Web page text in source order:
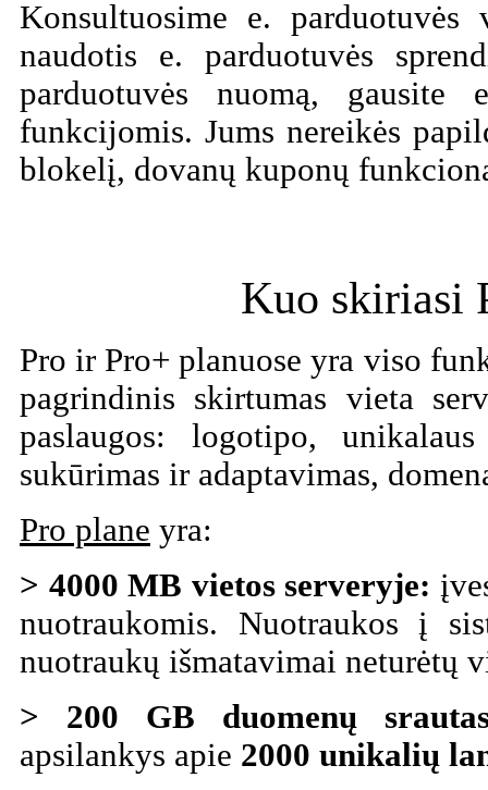
Konsultuosime e. parduotuvės
naudotis e. parduotuvės
parduotuvės nuomą,
funkcijomis. Jums nereikės
blokelį, dovanų kuponų
Kuo skiriasi
Pro ir Pro+ planuose yra viso
pagrindinis skirtumas vieta
paslaugos: logotipo,
sukūrimas ir adaptavimas,
Pro plane yra:
> 4000 MB vietos serveryje:
nuotraukomis. Nuotraukos į
nuotraukų išmatavimai neturėtų
> 200 GB
duomenų
apsilankys apie 2000 unikalių